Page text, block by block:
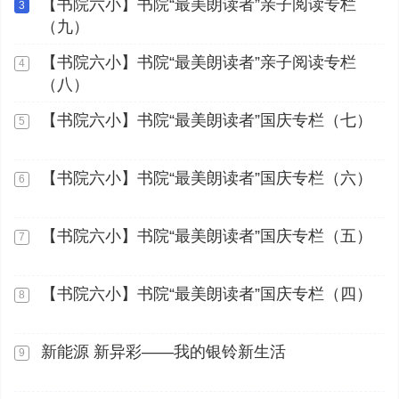
3
【书院六小】书院“最美朗读者”亲子阅读专栏
（九）
4
【书院六小】书院“最美朗读者”亲子阅读专栏
（八）
5 【书院六小】书院“最美朗读者”国庆专栏（七）
6 【书院六小】书院“最美朗读者”国庆专栏（六）
7 【书院六小】书院“最美朗读者”国庆专栏（五）
8 【书院六小】书院“最美朗读者”国庆专栏（四）
9 新能源 新异彩——我的银铃新生活